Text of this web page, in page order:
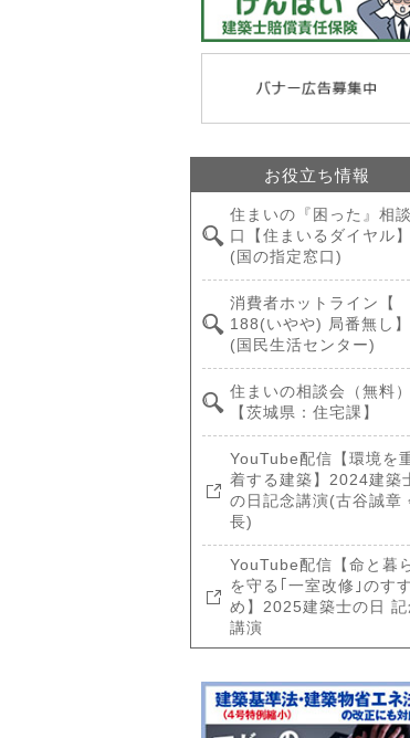
お役立ち情報
住まいの『困った』相
口【住まいるダイヤル】
(国の指定窓口)
消費者ホットライン【
188(いやや) 局番無し】
(国民生活センター)
住まいの相談会（無料）
【茨城県：住宅課】
YouTube配信【環境を
着する建築】2024建築
の日記念講演(古谷誠章
長)
YouTube配信【命と暮
を守る｢一室改修｣のすす
め】2025建築士の日 記
講演